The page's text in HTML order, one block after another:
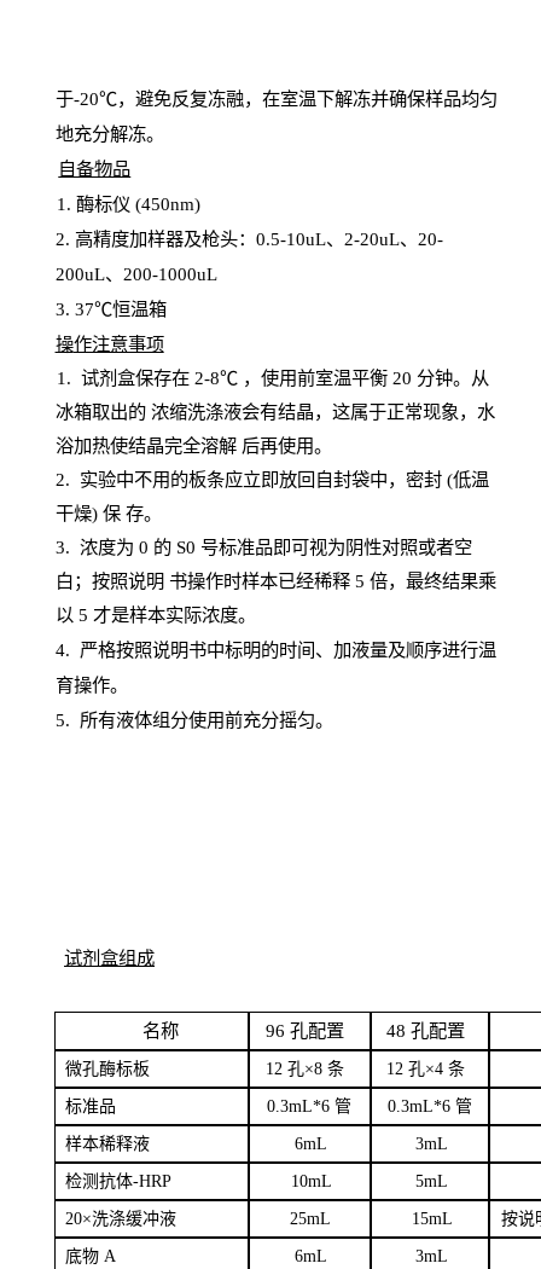
于-20℃，避免反复冻融，在室温下解冻并确保样品均匀
地充分解冻。
自备物品
1 . 酶标仪 (450nm)
2. 高精度加样器及枪头： 0.5-10uL、 2-20uL、 20-
200uL、 200-1000uL
3. 37℃恒温箱
操作注意事项
1. 试剂盒保存在 2-8℃ ，使用前室温平衡 20 分钟。从
冰箱取出的 浓缩洗涤液会有结晶，这属于正常现象，水
浴加热使结晶完全溶解 后再使用。
2. 实验中不用的板条应立即放回自封袋中，密封(低温
干燥) 保 存。
3. 浓度为 0 的 S0 号标准品即可视为阴性对照或者空
白；按照说明 书操作时样本已经稀释5 倍，最终结果乘
以 5 才是样本实际浓度。
4. 严格按照说明书中标明的时间、加液量及顺序进行温
育操作。
5. 所有液体组分使用前充分摇匀。
试剂盒组成
名称 96 孔配置 48 孔配置
微孔酶标板 12 孔×8 条 12 孔×4 条
标准品 0.3mL*6 管 0.3mL*6 管
样本稀释液 6mL 3mL
检测抗体-HRP 10mL 5mL
20×洗涤缓冲液 25mL 15mL 按说
底物A 6mL 3mL